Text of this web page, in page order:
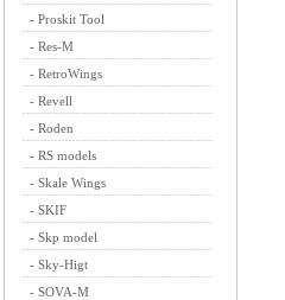
- Proskit Tool
- Res-M
- RetroWings
- Revell
- Roden
- RS models
- Skale Wings
- SKIF
- Skp model
- Sky-Higt
- SOVA-M